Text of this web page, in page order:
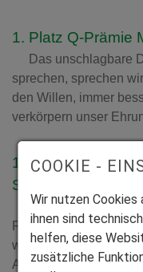
1. Platz Q-Prämie
Das unschlagbare
sprechen, sprechen
den Willen, immer
verkörpern unser
1. Platz
Seweryn Cybulski
Unser neuer
Reise unseres
war! Schon in
Auffassungsgabe
COOKIE -
Wir nutzen Cookies
ihnen sind
helfen, diese
zusätzliche